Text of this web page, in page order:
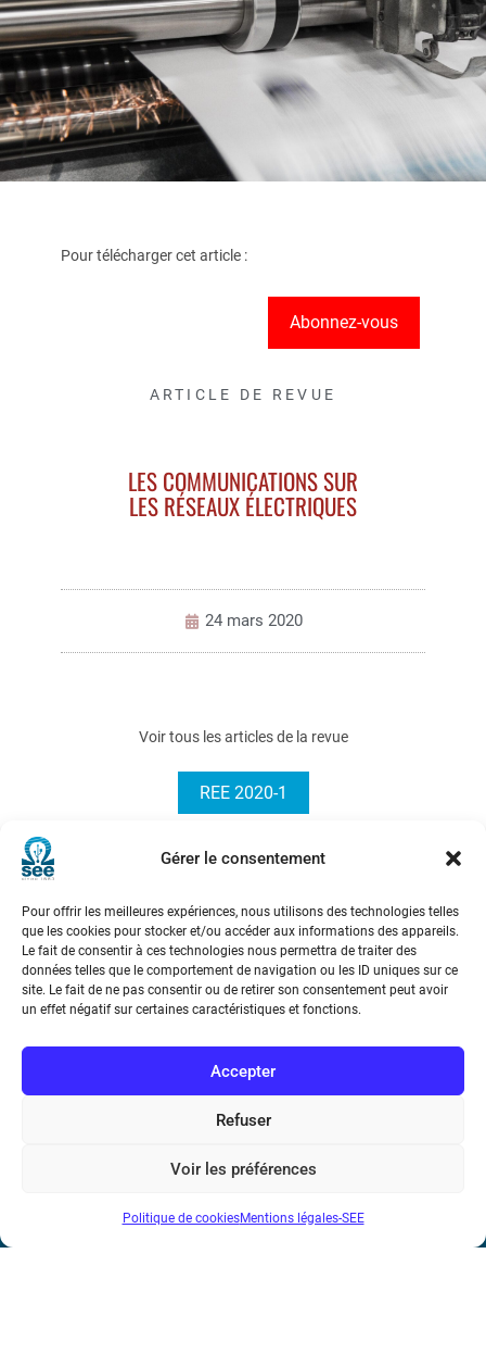
Gérer le consentement
Pour offrir les meilleures expériences, nous utilisons des technologies telles
que les cookies pour stocker et/ou accéder aux informations des appareils.
Le fait de consentir à ces technologies nous permettra de traiter des
données telles que le comportement de navigation ou les ID uniques sur ce
site. Le fait de ne pas consentir ou de retirer son consentement peut avoir
un effet négatif sur certaines caractéristiques et fonctions.
Accepter
Refuser
Voir les préférences
Politique de cookiesMentions légales-SEE
Pour télécharger cet article :
Abonnez-vous
ARTICLE DE REVUE
LES COMMUNICATIONS SUR
LES RÉSEAUX ÉLECTRIQUES
24 mars 2020
Voir tous les articles de la revue
REE 2020-1
Société de l’Electricité, de l’Electronique et des Technologies
de l’Information et de la Communication
17 rue de l’Amiral Hamelin
Métro : « Boissière » Ligne 6 et « Iéna » Ligne 9
Téléphone : (+33) 1 56 90 37 17
N° de SIREN : 785 393 232, Code APE : 9412Z TVA intra-